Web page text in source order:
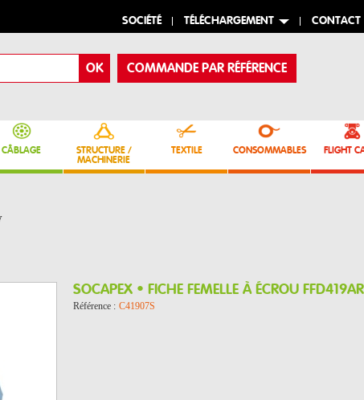
SOCIÉTÉ TÉLÉCHARGEMENT CONTACT
COMMANDE PAR RÉFÉRENCE
CÂBLAGE
STRUCTURE /
MACHINERIE
TEXTILE CONSOMMABLES FLIGHT
SOCAPEX • FICHE FEMELLE À ÉCROU
Référence : C41907S